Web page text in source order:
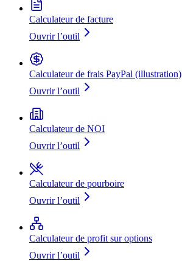
Calculateur de facture
Ouvrir l’outil
Calculateur de frais PayPal (illustration)
Ouvrir l’outil
Calculateur de NOI
Ouvrir l’outil
Calculateur de pourboire
Ouvrir l’outil
Calculateur de profit sur options
Ouvrir l’outil